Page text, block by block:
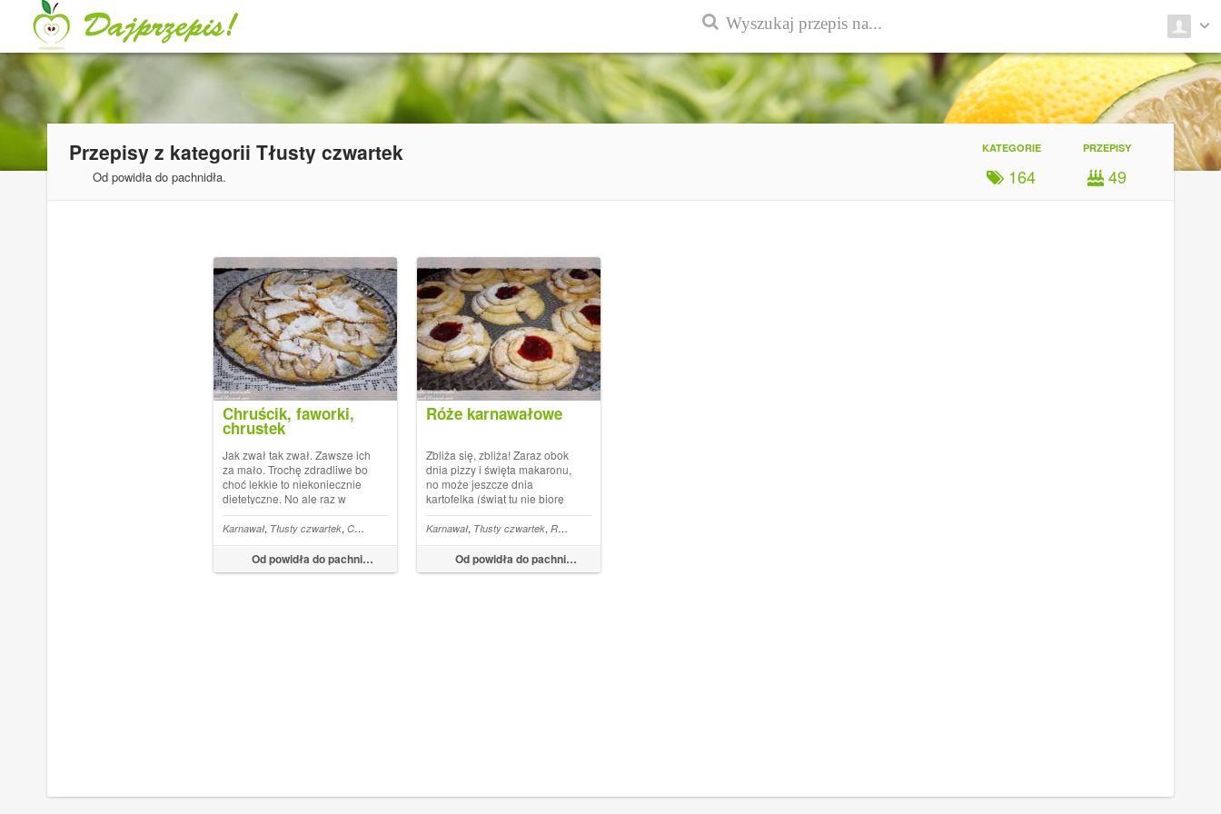
Przepisy z kategorii Tłusty czwartek
Od powidła do pachnidła.
PRZEPISY
49
KATEGORIE
164
Chruścik, faworki,
chrustek
Jak zwał tak zwał. Zawsze ich
za mało. Trochę zdradliwe bo
choć lekkie to niekoniecznie
dietetyczne. No ale raz w
roku...Składniki:250g mąki
mieszanej (pszennej gładkiej
z krupczatką),łyżka rumu lub
wódki,łyżka cukru,3 żółtka,2
łyżki kwaśnej śmietany,o...
Od powidła do pachnidła.
Karnawał, Tłusty czwartek, Chrustek Chruścik,Faworki
Róże karnawałowe
Zbliża się, zbliża! Zaraz obok
dnia pizzy i święta makaronu,
no może jeszcze dnia
kartofelka (świąt tu nie biorę
pod uwagę) mój ulubiony
dzień w roku. Zawsze sobie
obiecuję, że cały karnawał
będę robić karnawałowe
smakołyki, a potem brakuje
Od powidła do pachnidła.
Karnawał, Tłusty czwartek, Róże karnawałowe